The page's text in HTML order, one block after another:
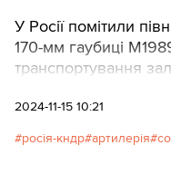
У Росії помітили
170-мм гаубиці
транспортування
2024-11-15 10:21
росія-кндр артилерія